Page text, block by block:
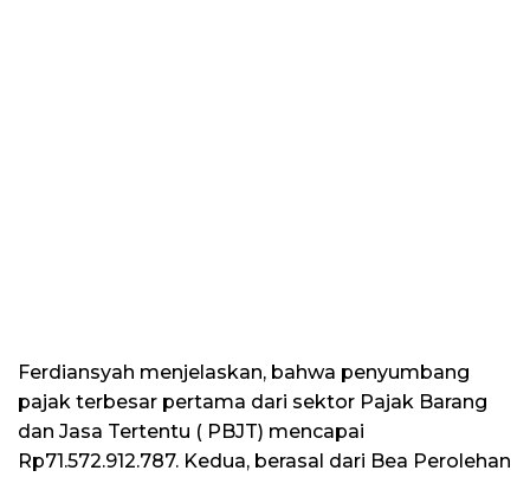
Ferdiansyah menjelaskan, bahwa penyumbang
pajak terbesar pertama dari sektor Pajak Barang
dan Jasa Tertentu ( PBJT) mencapai
Rp71.572.912.787. Kedua, berasal dari Bea Perolehan